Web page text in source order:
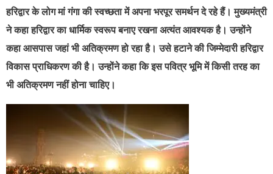
हरिद्वार के लोग मां गंगा की स्वच्छता में अपना भरपूर समर्थन दे रहे हैं। मुख्यमंत्री
ने कहा हरिद्वार का धार्मिक स्वरूप बनाए रखना अत्यंत आवश्यक है। उन्होंने
कहा आसपास जहां भी अतिक्रमण हो रहा है। उसे हटाने की जिम्मेदारी हरिद्वार
विकास प्राधिकरण की है। उन्होंने कहा कि इस पवित्र भूमि में किसी तरह का
भी अतिक्रमण नहीं होना चाहिए।